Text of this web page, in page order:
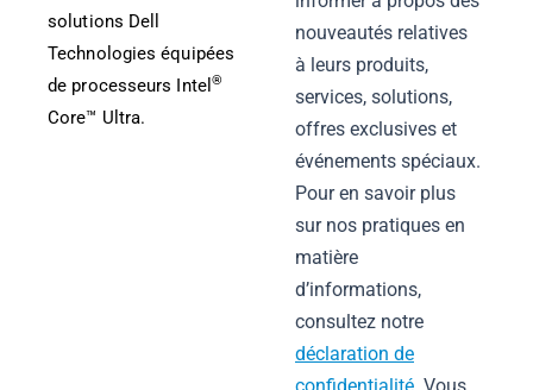
solutions Dell
Technologies équipées
de processeurs Intel ®
Core™ Ultra.
nouveautés relatives
à leurs produits,
services, solutions,
offres exclusives et
événements spéciaux.
Pour en savoir plus
sur nos pratiques en
matière
d’informations,
consultez notre
déclaration de